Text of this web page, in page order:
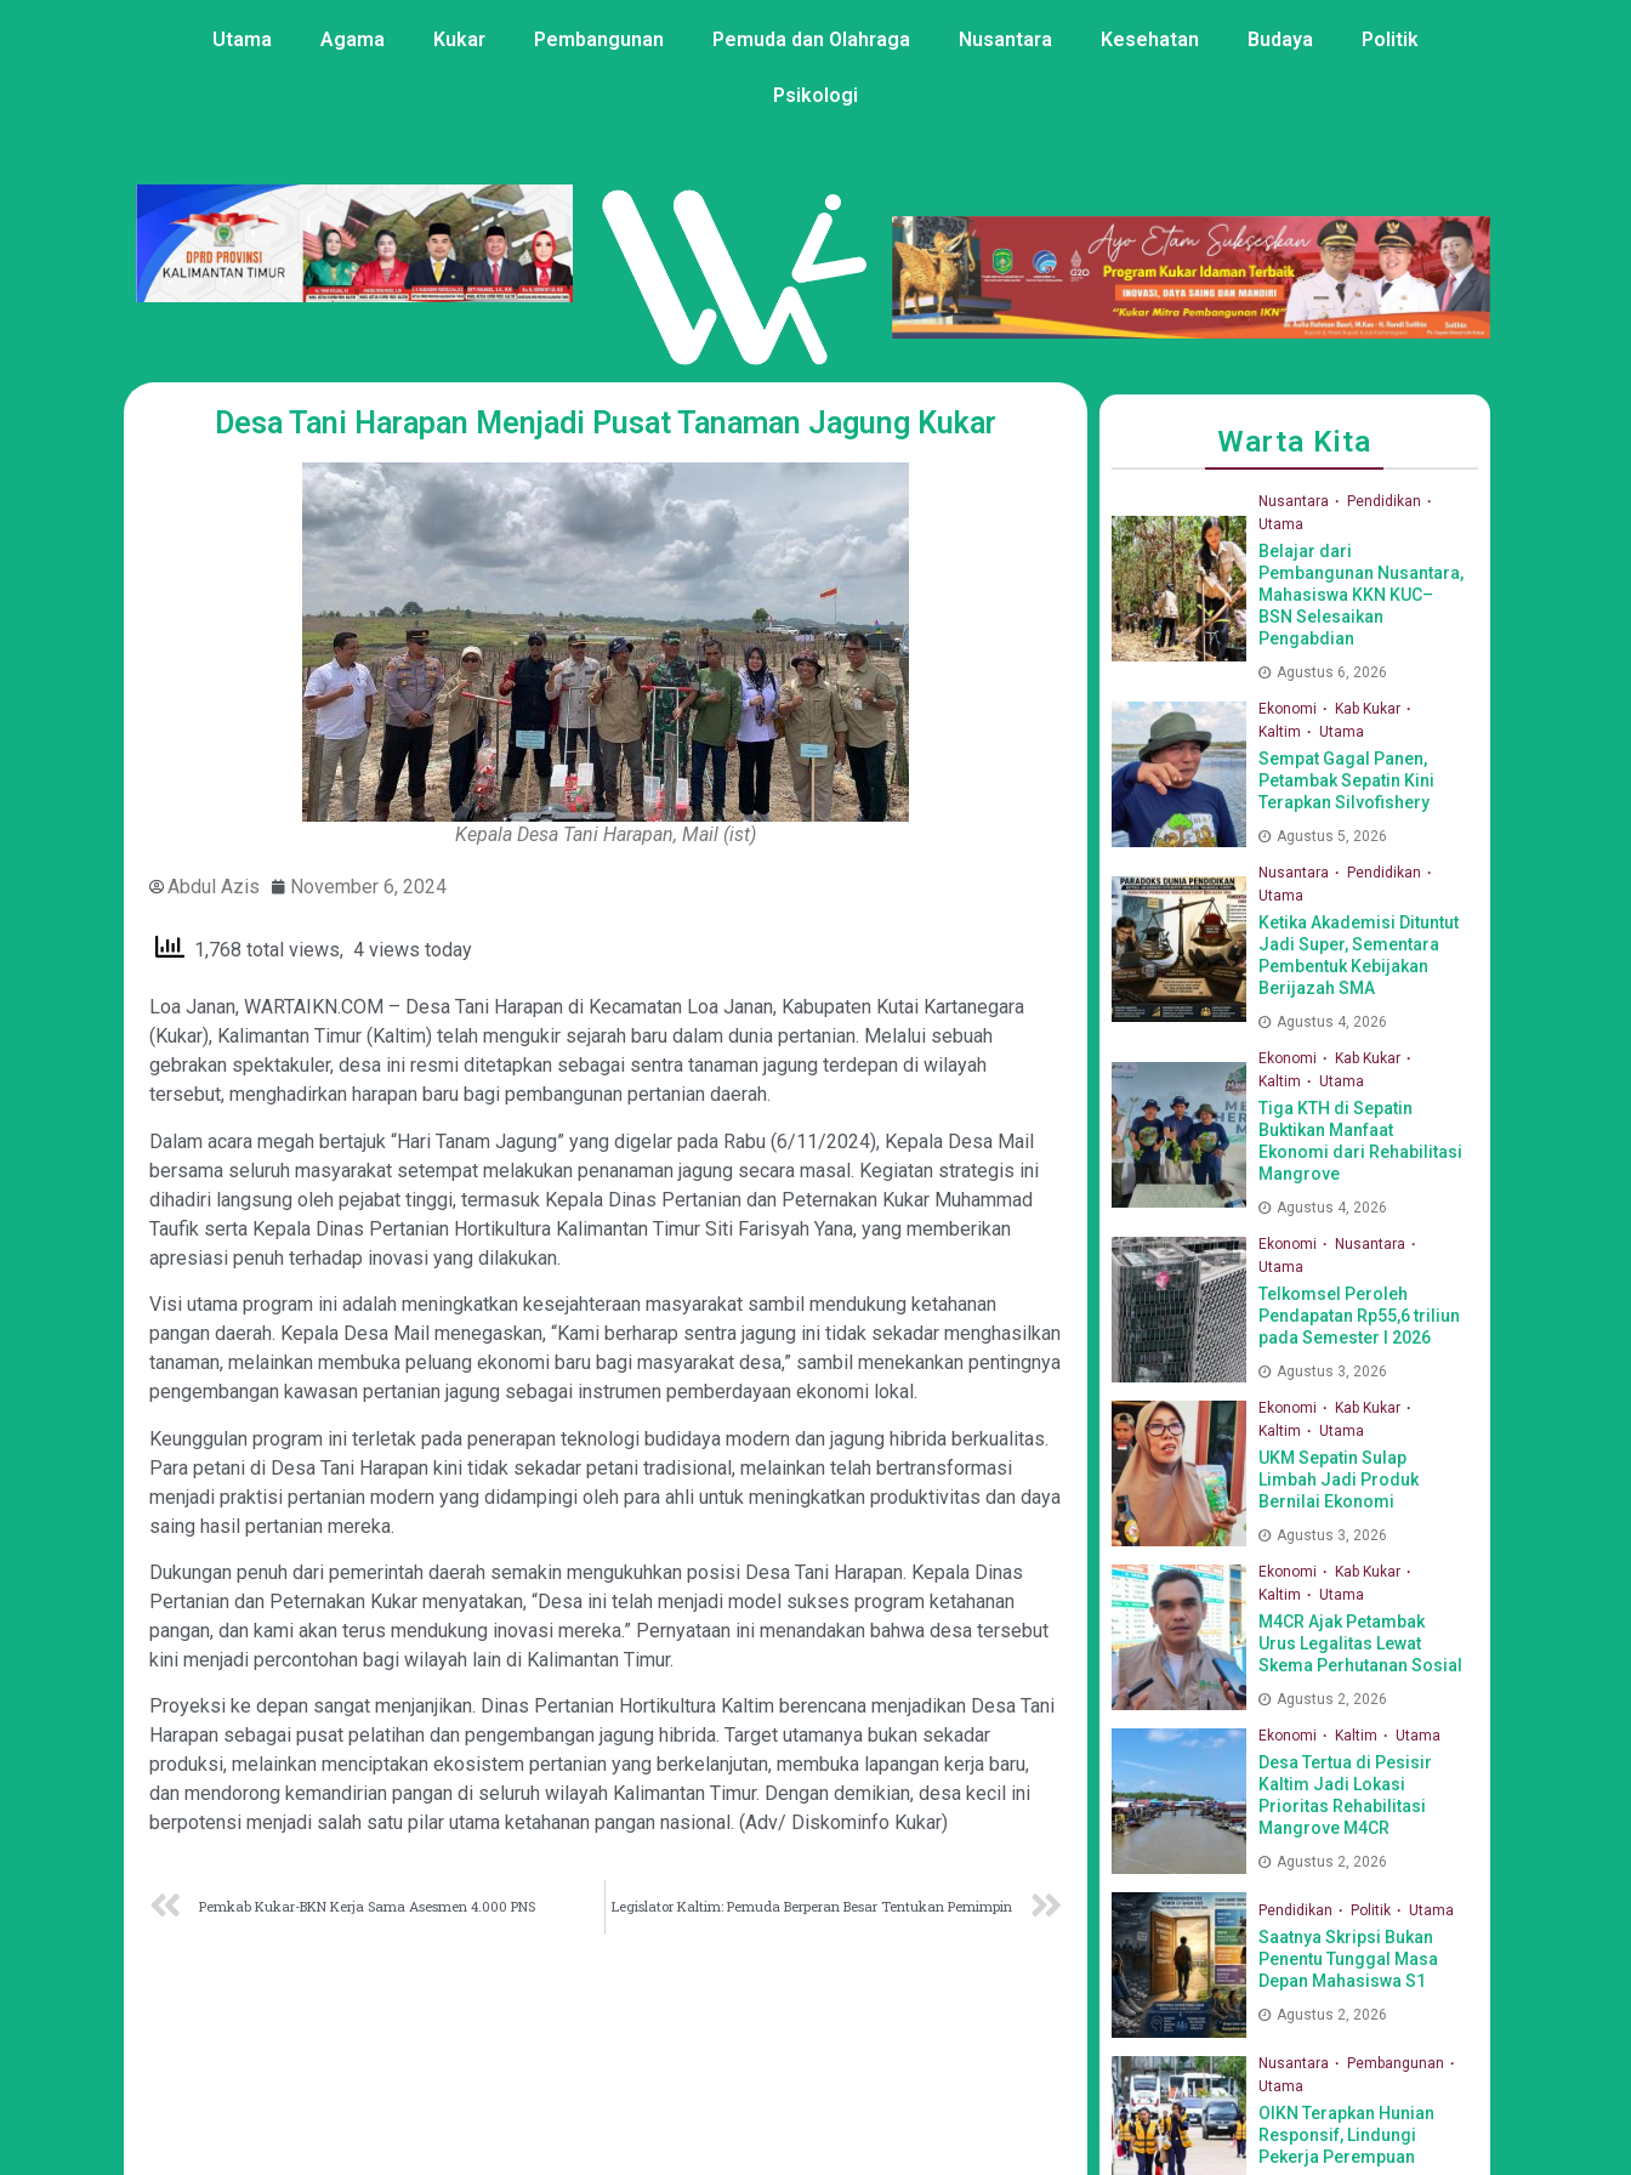
Utama Agama Kukar Pembangunan Pemuda dan Olahraga Nusantara Kesehatan Budaya Politik
Psikologi
Desa Tani Harapan Menjadi Pusat Tanaman Jagung Kukar
Kepala Desa Tani Harapan, Mail (ist)
Abdul Azis November 6, 2024
1,768 total views, 4 views today
Loa Janan, WARTAIKN.COM – Desa Tani Harapan di Kecamatan Loa Janan, Kabupaten Kutai Kartanegara
(Kukar), Kalimantan Timur (Kaltim) telah mengukir sejarah baru dalam dunia pertanian. Melalui sebuah
gebrakan spektakuler, desa ini resmi ditetapkan sebagai sentra tanaman jagung terdepan di wilayah
tersebut, menghadirkan harapan baru bagi pembangunan pertanian daerah.
Dalam acara megah bertajuk “Hari Tanam Jagung” yang digelar pada Rabu (6/11/2024), Kepala Desa Mail
bersama seluruh masyarakat setempat melakukan penanaman jagung secara masal. Kegiatan strategis ini
dihadiri langsung oleh pejabat tinggi, termasuk Kepala Dinas Pertanian dan Peternakan Kukar Muhammad
Taufik serta Kepala Dinas Pertanian Hortikultura Kalimantan Timur Siti Farisyah Yana, yang memberikan
apresiasi penuh terhadap inovasi yang dilakukan.
Visi utama program ini adalah meningkatkan kesejahteraan masyarakat sambil mendukung ketahanan
pangan daerah. Kepala Desa Mail menegaskan, “Kami berharap sentra jagung ini tidak sekadar menghasilkan
tanaman, melainkan membuka peluang ekonomi baru bagi masyarakat desa,” sambil menekankan pentingnya
pengembangan kawasan pertanian jagung sebagai instrumen pemberdayaan ekonomi lokal.
Keunggulan program ini terletak pada penerapan teknologi budidaya modern dan jagung hibrida berkualitas.
Para petani di Desa Tani Harapan kini tidak sekadar petani tradisional, melainkan telah bertransformasi
menjadi praktisi pertanian modern yang didampingi oleh para ahli untuk meningkatkan produktivitas dan daya
saing hasil pertanian mereka.
Dukungan penuh dari pemerintah daerah semakin mengukuhkan posisi Desa Tani Harapan. Kepala Dinas
Pertanian dan Peternakan Kukar menyatakan, “Desa ini telah menjadi model sukses program ketahanan
pangan, dan kami akan terus mendukung inovasi mereka.” Pernyataan ini menandakan bahwa desa tersebut
kini menjadi percontohan bagi wilayah lain di Kalimantan Timur.
Proyeksi ke depan sangat menjanjikan. Dinas Pertanian Hortikultura Kaltim berencana menjadikan Desa Tani
Harapan sebagai pusat pelatihan dan pengembangan jagung hibrida. Target utamanya bukan sekadar
produksi, melainkan menciptakan ekosistem pertanian yang berkelanjutan, membuka lapangan kerja baru,
dan mendorong kemandirian pangan di seluruh wilayah Kalimantan Timur. Dengan demikian, desa kecil ini
berpotensi menjadi salah satu pilar utama ketahanan pangan nasional. (Adv/ Diskominfo Kukar)
Pemkab Kukar-BKN Kerja Sama Asesmen 4.000 PNS Legislator Kaltim: Pemuda Berperan Besar Tentukan Pemimpin
Warta Kita
Nusantara
Pendidikan
Utama
Belajar dari
Pembangunan Nusantara,
Mahasiswa KKN KUC–
BSN Selesaikan
Pengabdian
Agustus 6, 2026
Ekonomi
Kab Kukar
Kaltim
Utama
Sempat Gagal Panen,
Petambak Sepatin Kini
Terapkan Silvofishery
Agustus 5, 2026
Nusantara
Pendidikan
Utama
Ketika Akademisi Dituntut
Jadi Super, Sementara
Pembentuk Kebijakan
Berijazah SMA
Agustus 4, 2026
Ekonomi
Kab Kukar
Kaltim
Utama
Tiga KTH di Sepatin
Buktikan Manfaat
Ekonomi dari Rehabilitasi
Mangrove
Agustus 4, 2026
Ekonomi
Nusantara
Utama
Telkomsel Peroleh
Pendapatan Rp55,6 triliun
pada Semester I 2026
Agustus 3, 2026
Ekonomi
Kab Kukar
Kaltim
Utama
UKM Sepatin Sulap
Limbah Jadi Produk
Bernilai Ekonomi
Agustus 3, 2026
Ekonomi
Kab Kukar
Kaltim
Utama
M4CR Ajak Petambak
Urus Legalitas Lewat
Skema Perhutanan Sosial
Agustus 2, 2026
Ekonomi Kaltim Utama
Desa Tertua di Pesisir
Kaltim Jadi Lokasi
Prioritas Rehabilitasi
Mangrove M4CR
Agustus 2, 2026
Pendidikan Politik Utama
Saatnya Skripsi Bukan
Penentu Tunggal Masa
Depan Mahasiswa S1
Agustus 2, 2026
Nusantara
Pembangunan
Utama
OIKN Terapkan Hunian
Responsif, Lindungi
Pekerja Perempuan